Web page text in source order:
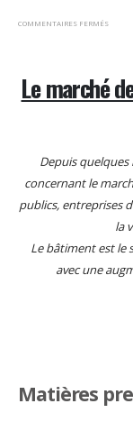
COMMENTAIRES FERMÉS
Le marché
Depuis quelques
concernant le
publics, entreprises
la
Le bâtiment est le
avec une
Matières